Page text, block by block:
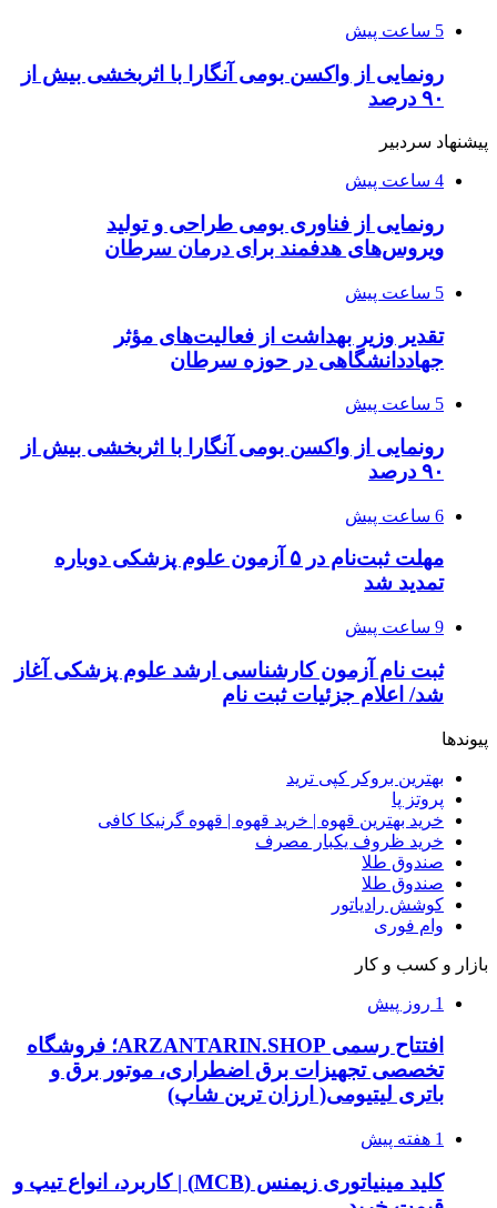
5 ساعت پیش
رونمایی از واکسن بومی آنگارا با اثربخشی بیش از
۹۰ درصد
پیشنهاد سردبیر
4 ساعت پیش
رونمایی از فناوری بومی طراحی و تولید
ویروس‌های هدفمند برای درمان سرطان
5 ساعت پیش
تقدیر وزیر بهداشت از فعالیت‌های مؤثر
جهاددانشگاهی در حوزه سرطان
5 ساعت پیش
رونمایی از واکسن بومی آنگارا با اثربخشی بیش از
۹۰ درصد
6 ساعت پیش
مهلت ثبت‌نام در ۵ آزمون علوم پزشکی دوباره
تمدید شد
9 ساعت پیش
ثبت نام آزمون کارشناسی ارشد علوم پزشکی آغاز
شد/ اعلام جزئیات ثبت نام
پیوندها
بهترین بروکر کپی ترید
پروتز پا
خرید بهترین قهوه | خرید قهوه | قهوه گرنیکا کافی
خرید ظروف یکبار مصرف
صندوق طلا
صندوق طلا
کوشش رادیاتور
وام فوری
بازار و کسب و کار
1 روز پیش
افتتاح رسمی ARZANTARIN.SHOP؛ فروشگاه
تخصصی تجهیزات برق اضطراری، موتور برق و
باتری لیتیومی( ارزان ترین شاپ)
1 هفته پیش
کلید مینیاتوری زیمنس (MCB) | کاربرد، انواع تیپ و